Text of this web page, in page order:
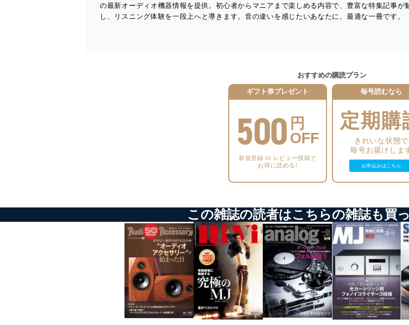
漏えい、滅失またはき損の防止及び是正に努めます。
アクセス制御
機器に標準装備されているユーザー制御機能（ユーザーアカウント制御）により、
システムを使用する従業者を識別・認証しています。
外部からの不正アクセス等の防止
個人データを取り扱う機器等のオペレーティングシステムを最新の状態に保持して
個人データを取り扱う機器等にセキュリティ対策ソフトウェア等を導入し、自動更
情報システムの使用に伴う漏洩等の防止
メール等により個人データの含まれるファイルを送信する場合に、当該ファイルへ
個人情報保護マネジメントシステムの継続的改善
の状態を維持します。
苦情及び相談受付け窓口
貴殿の個人情報及び当社の個人情報保護マネジメントシステムに関するご相談及び苦情
適切、かつ迅速に対応させていただきます。
株式会社富士山マガジンサービス 個人情報問い合わせ係
TEL：0570-200-223
FAX：03-5459-7073
e-mail：cs@fujisan.co.jp
の最新オーディオ機器情報を提供。初心者からマニアまで楽しめる内容で、豊富な特集記事が
し、リスニング体験を一段上へと導きます。音の違いを感じたいあなたに、最適な一冊です。
おすすめの購読プラン
ギフト券プレゼント
500 円
OFF
新規登録 or レビュー投稿で
お得に読める!
毎号読むなら
定期購
きれいな状態で
毎号お届けしま
お申込みはこちら
この雑誌の読者はこちらの雑誌も買